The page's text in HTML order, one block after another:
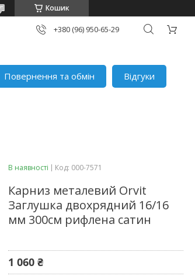
Кошик
+380 (96) 950-65-29
Повернення та обмін
Відгуки
В наявності Код: 000-7571
Карниз металевий Orvit
Заглушка двохрядний 16/16
мм 300см рифлена сатин
1 060 ₴